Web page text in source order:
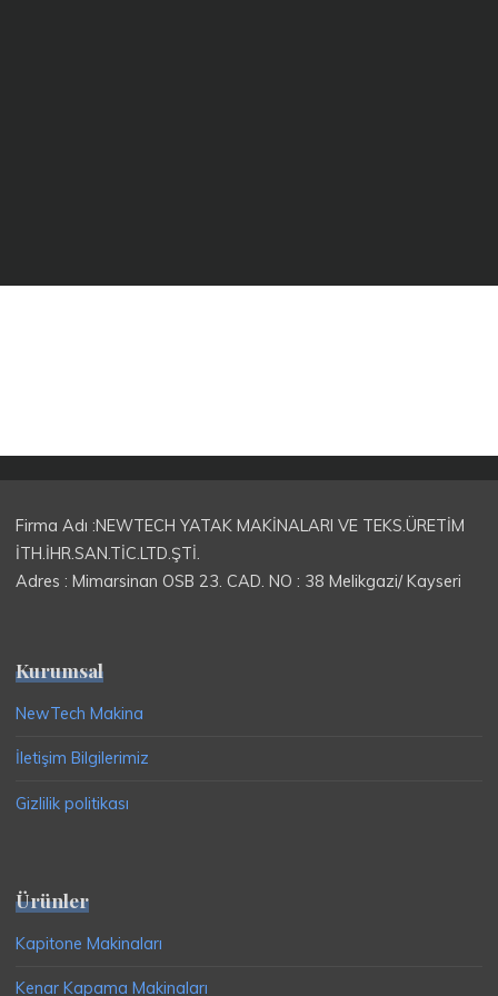
Firma Adı :NEWTECH YATAK MAKİNALARI VE TEKS.ÜRETİM
İTH.İHR.SAN.TİC.LTD.ŞTİ.
Adres : Mimarsinan OSB 23. CAD. NO : 38 Melikgazi/ Kayseri
Kurumsal
NewTech Makina
İletişim Bilgilerimiz
Gizlilik politikası
Ürünler
Kapitone Makinaları
Kenar Kapama Makinaları